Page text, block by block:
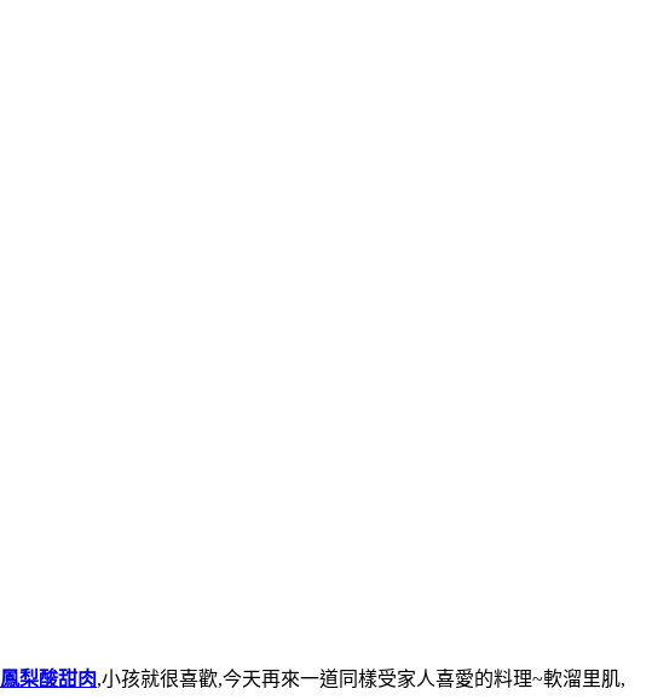
鳳梨酸甜肉,小孩就很喜歡,今天再來一道同樣受家人喜愛的料理~軟溜里肌,